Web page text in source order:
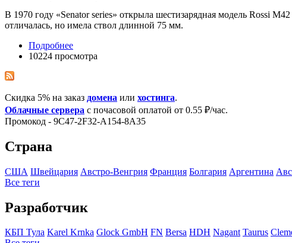
В 1970 году «Senator series» открыла шестизарядная модель Rossi
отличалась, но имела ствол длинной 75 мм.
Подробнее
10224 просмотра
Скидка 5% на заказ домена или хостинга.
Облачные сервера с почасовой оплатой от 0.55 ₽/час.
Промокод - 9C47-2F32-A154-8A35
Страна
США Швейцария Австро-Венгрия Франция Болгария Аргентина
Все теги
Разработчик
КБП Тула Karel Krnka Glock GmbH FN Bersa HDH Nagant Taurus